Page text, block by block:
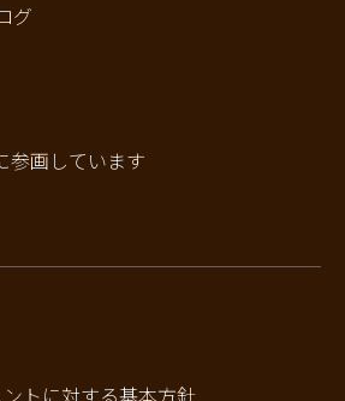
グ
参画しています
トに対する基本方針